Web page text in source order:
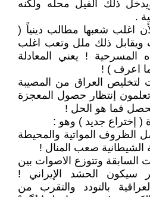
ذلك الفيل محله ولكنه
.
اغلب شعبها مطالب دينياً (
ويقابل ذلك ملل وتعب اغلب
! يعني المعادلة
اعرف ) !
لتخليص العراق من المصيبة
إنتظار حصول المعجزة
فما هو الحل !
( إختراع جديد ) وهو :
الظروف المواتية والمحيطة
الشيطانية صعب المنال !
السابقة وتتوزع الاصوات بين
سيكون الحشد الإيراني !
بالتودد والتقرب من